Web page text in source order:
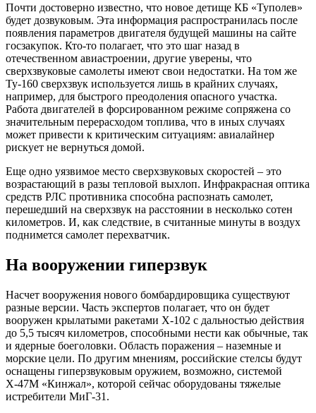
Почти достоверно известно, что новое детище КБ «Туполев»
будет дозвуковым. Эта информация распространилась после
появления параметров двигателя будущей машины на сайте
госзакупок. Кто-то полагает, что это шаг назад в
отечественном авиастроении, другие уверены, что
сверхзвуковые самолеты имеют свои недостатки. На том же
Ту-160 сверхзвук используется лишь в крайних случаях,
например, для быстрого преодоления опасного участка.
Работа двигателей в форсированном режиме сопряжена со
значительным перерасходом топлива, что в иных случаях
может привести к критическим ситуациям: авиалайнер
рискует не вернуться домой.
Еще одно уязвимое место сверхзвуковых скоростей – это
возрастающий в разы тепловой выхлоп. Инфракрасная оптика
средств РЛС противника способна распознать самолет,
перешедший на сверхзвук на расстоянии в несколько сотен
километров. И, как следствие, в считанные минуты в воздух
поднимется самолет перехватчик.
На вооружении гиперзвук
Насчет вооружения нового бомбардировщика существуют
разные версии. Часть экспертов полагает, что он будет
вооружен крылатыми ракетами Х-102 с дальностью действия
до 5,5 тысяч километров, способными нести как обычные, так
и ядерные боеголовки. Область поражения – наземные и
морские цели. По другим мнениям, российские стелсы будут
оснащены гиперзвуковым оружием, возможно, системой
Х-47М «Кинжал», которой сейчас оборудованы тяжелые
истребители МиГ-31.